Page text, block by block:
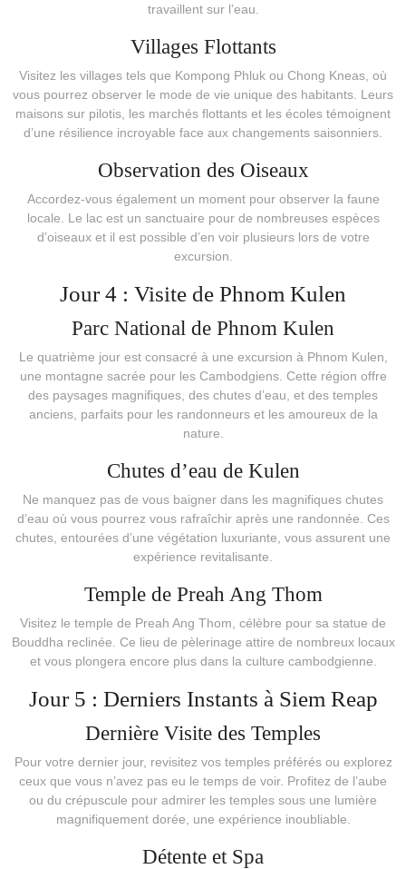
travaillent sur l’eau.
Villages Flottants
Visitez les villages tels que Kompong Phluk ou Chong Kneas, où
vous pourrez observer le mode de vie unique des habitants. Leurs
maisons sur pilotis, les marchés flottants et les écoles témoignent
d’une résilience incroyable face aux changements saisonniers.
Observation des Oiseaux
Accordez-vous également un moment pour observer la faune
locale. Le lac est un sanctuaire pour de nombreuses espèces
d’oiseaux et il est possible d’en voir plusieurs lors de votre
excursion.
Jour 4 : Visite de Phnom Kulen
Parc National de Phnom Kulen
Le quatrième jour est consacré à une excursion à Phnom Kulen,
une montagne sacrée pour les Cambodgiens. Cette région offre
des paysages magnifiques, des chutes d’eau, et des temples
anciens, parfaits pour les randonneurs et les amoureux de la
nature.
Chutes d’eau de Kulen
Ne manquez pas de vous baigner dans les magnifiques chutes
d’eau où vous pourrez vous rafraîchir après une randonnée. Ces
chutes, entourées d’une végétation luxuriante, vous assurent une
expérience revitalisante.
Temple de Preah Ang Thom
Visitez le temple de Preah Ang Thom, célèbre pour sa statue de
Bouddha reclinée. Ce lieu de pèlerinage attire de nombreux locaux
et vous plongera encore plus dans la culture cambodgienne.
Jour 5 : Derniers Instants à Siem Reap
Dernière Visite des Temples
Pour votre dernier jour, revisitez vos temples préférés ou explorez
ceux que vous n’avez pas eu le temps de voir. Profitez de l’aube
ou du crépuscule pour admirer les temples sous une lumière
magnifiquement dorée, une expérience inoubliable.
Détente et Spa